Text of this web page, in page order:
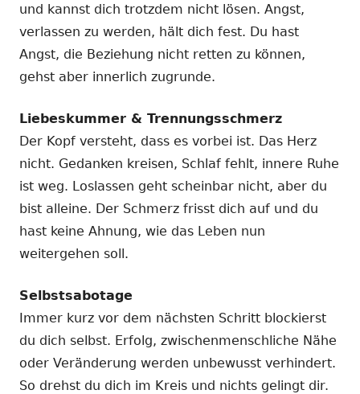
und kannst dich trotzdem nicht lösen. Angst,
verlassen zu werden, hält dich fest. Du hast
Angst, die Beziehung nicht retten zu können,
gehst aber innerlich zugrunde.
Liebeskummer & Trennungsschmerz
Der Kopf versteht, dass es vorbei ist. Das Herz
nicht. Gedanken kreisen, Schlaf fehlt, innere Ruhe
ist weg. Loslassen geht scheinbar nicht, aber du
bist alleine. Der Schmerz frisst dich auf und du
hast keine Ahnung, wie das Leben nun
weitergehen soll.
Selbstsabotage
Immer kurz vor dem nächsten Schritt blockierst
du dich selbst. Erfolg, zwischenmenschliche Nähe
oder Veränderung werden unbewusst verhindert.
So drehst du dich im Kreis und nichts gelingt dir.